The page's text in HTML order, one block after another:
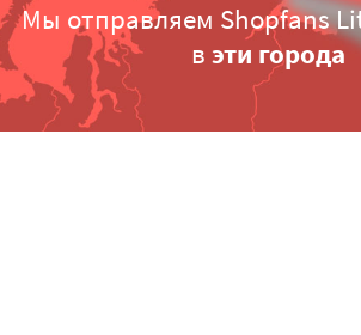
Мы отправляем Shopfans
в эти города